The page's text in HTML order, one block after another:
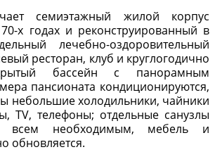
семиэтажный жилой корпус
х годах и реконструированный в
лечебно-оздоровительный
ресторан, клуб и круглогодично
бассейн с панорамным
пансионата кондиционируются,
небольшие холодильники, чайники
TV, телефоны; отдельные санузлы
всем необходимым, мебель и
обновляется.